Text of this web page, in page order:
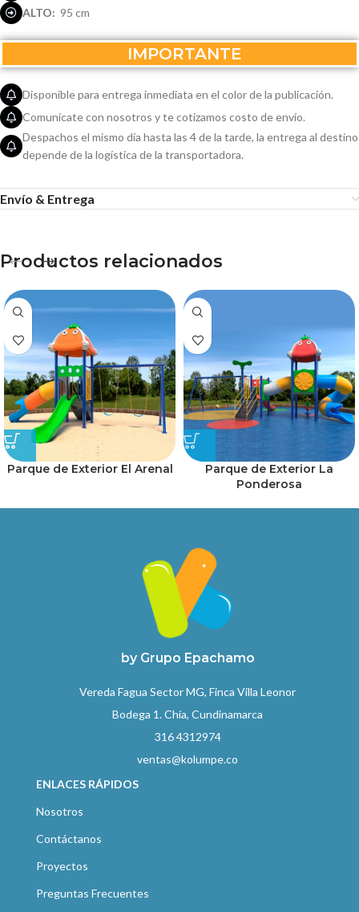
ALTO: 95 cm
IMPORTANTE
Disponible para entrega inmediata en el color de la publicación.
Comunícate con nosotros y te cotizamos costo de envío.
Despachos el mismo día hasta las 4 de la tarde, la entrega al destino
depende de la logística de la transportadora.
Envío & Entrega
Productos relacionados
Parque de Exterior El Arenal
Parque de Exterior La
Ponderosa
by Grupo Epachamo
Vereda Fagua Sector MG, Finca Villa Leonor
Bodega 1. Chía, Cundinamarca
316 4312974
ventas@kolumpe.co
ENLACES RÁPIDOS
Nosotros
Contáctanos
Proyectos
Preguntas Frecuentes